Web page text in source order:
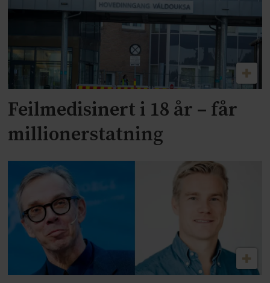
Feilmedisinert i 18 år – får
millionerstatning